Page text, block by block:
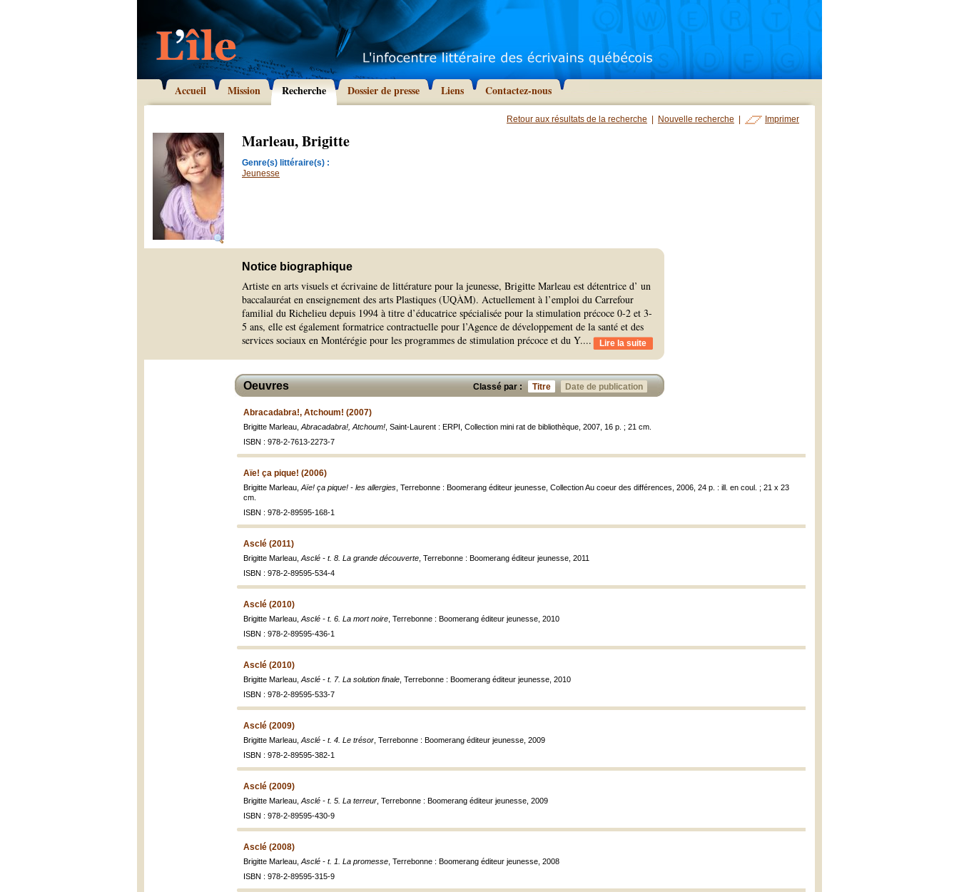
Accueil Mission Recherche Dossier de presse Liens Contactez-nous
Retour aux résultats de la recherche Nouvelle recherche Imprimer
Marleau, Brigitte
Genre(s) littéraire(s) :
Jeunesse
Notice biographique
Artiste en arts visuels et écrivaine de littérature pour la jeunesse, Brigitte Marleau est détentrice d’ un
baccalauréat en enseignement des arts Plastiques (UQÀM). Actuellement à l’emploi du Carrefour
familial du Richelieu depuis 1994 à titre d’éducatrice spécialisée pour la stimulation précoce 0-2 et 3-
5 ans, elle est également formatrice contractuelle pour l’Agence de développement de la santé et des
services sociaux en Montérégie pour les programmes de stimulation précoce et du Y.... Lire la suite
Classé par : Titre Date de publication
Oeuvres
Abracadabra!, Atchoum! (2007)
Brigitte Marleau, Abracadabra!, Atchoum! , Saint-Laurent : ERPI, Collection mini rat de bibliothèque, 2007, 16 p. ; 21 cm.
ISBN : 978-2-7613-2273-7
Aïe! ça pique! (2006)
Brigitte Marleau, Aïe! ça pique! - les allergies , Terrebonne : Boomerang éditeur jeunesse, Collection Au coeur des différences, 2006, 24 p. : ill. en coul. ; 21 x 23
cm.
ISBN : 978-2-89595-168-1
Asclé (2011)
Brigitte Marleau, Asclé - t. 8. La grande découverte , Terrebonne : Boomerang éditeur jeunesse, 2011
ISBN : 978-2-89595-534-4
Asclé (2010)
Brigitte Marleau, Asclé - t. 6. La mort noire , Terrebonne : Boomerang éditeur jeunesse, 2010
ISBN : 978-2-89595-436-1
Asclé (2010)
Brigitte Marleau, Asclé - t. 7. La solution finale , Terrebonne : Boomerang éditeur jeunesse, 2010
ISBN : 978-2-89595-533-7
Asclé (2009)
Brigitte Marleau, Asclé - t. 4. Le trésor , Terrebonne : Boomerang éditeur jeunesse, 2009
ISBN : 978-2-89595-382-1
Asclé (2009)
Brigitte Marleau, Asclé - t. 5. La terreur , Terrebonne : Boomerang éditeur jeunesse, 2009
ISBN : 978-2-89595-430-9
Asclé (2008)
Brigitte Marleau, Asclé - t. 1. La promesse , Terrebonne : Boomerang éditeur jeunesse, 2008
ISBN : 978-2-89595-315-9